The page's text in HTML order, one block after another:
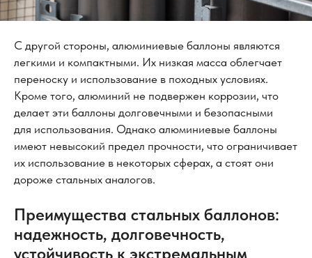
С другой стороны, алюминиевые баллоны являются
легкими и компактными. Их низкая масса облегчает
переноску и использование в походных условиях.
Кроме того, алюминий не подвержен коррозии, что
делает эти баллоны долговечными и безопасными
для использования. Однако алюминиевые баллоны
имеют невысокий предел прочности, что ограничивает
их использование в некоторых сферах, а стоят они
дороже стальных аналогов.
Преимущества стальных баллонов:
надежность, долговечность,
устойчивость к экстремальным